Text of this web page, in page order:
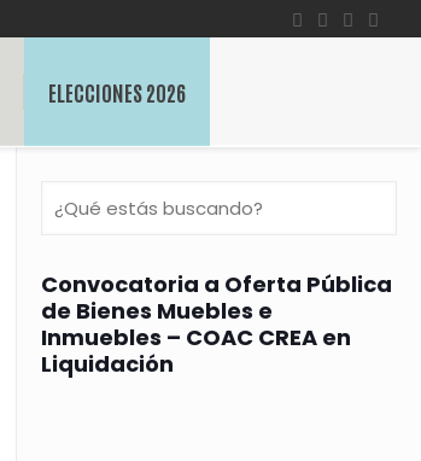
ELECCIONES 2026
Convocatoria a Oferta Pública
de Bienes Muebles e
Inmuebles – COAC CREA en
Liquidación